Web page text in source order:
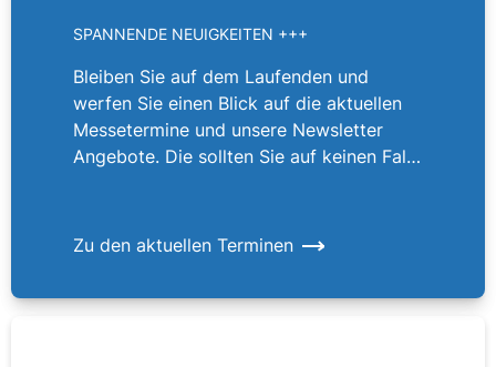
SPANNENDE NEUIGKEITEN +++
Bleiben Sie auf dem Laufenden und
werfen Sie einen Blick auf die aktuellen
Messetermine und unsere Newsletter
Angebote. Die sollten Sie auf keinen Fall
Zu den aktuellen Terminen